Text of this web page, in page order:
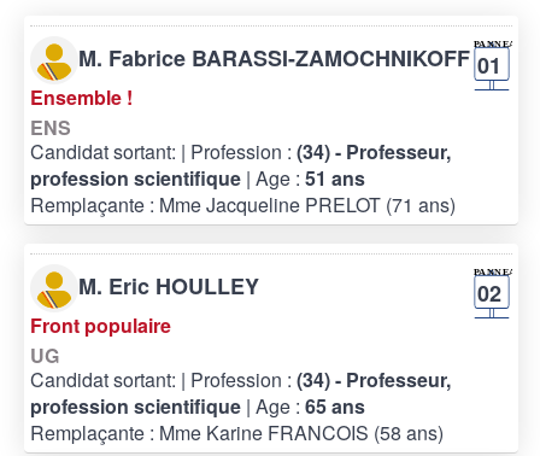
M. Fabrice BARASSI-ZAMOCHNIKOFF 01
Ensemble !
ENS
Candidat sortant: | Profession : (34) - Professeur,
profession scientifique | Age : 51 ans
Remplaçante : Mme Jacqueline PRELOT (71 ans)
M. Eric HOULLEY 02
Front populaire
UG
Candidat sortant: | Profession : (34) - Professeur,
profession scientifique | Age : 65 ans
Remplaçante : Mme Karine FRANCOIS (58 ans)